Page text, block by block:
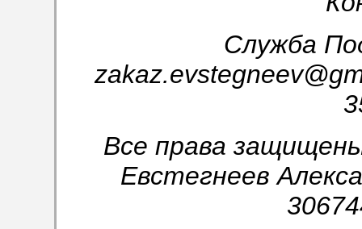
Служба
Все права
Евстегнеев